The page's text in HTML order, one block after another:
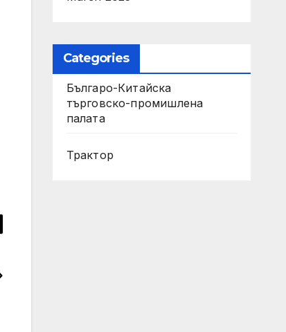
Categories
Българо-Китайска
търговско-промишлена
палата
Трактор